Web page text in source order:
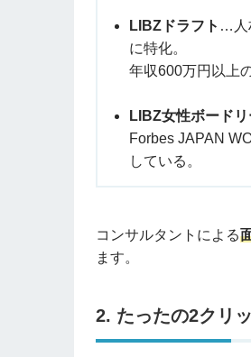
LIBZドラフト …人
に特化。
年収600万円以上
LIBZ女性ボード
Forbes JAPAN
している。
コンサルタントによる
ます。
2. たったの2クリ